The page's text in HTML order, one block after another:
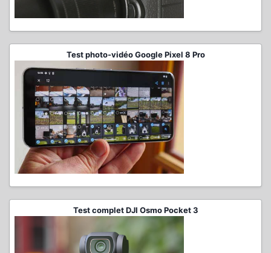
Test photo-vidéo Google Pixel 8 Pro
Test complet DJI Osmo Pocket 3